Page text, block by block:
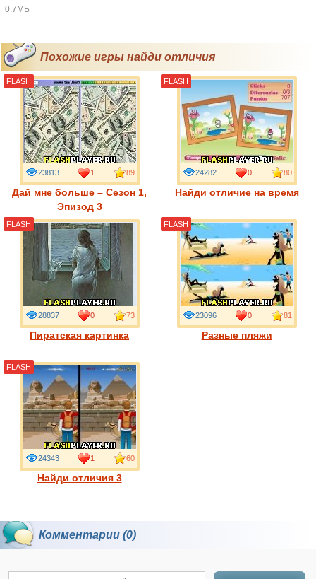
0.7МБ
Похожие игры найди отличия
Дай мне больше – Сезон 1,
Эпизод 3
23813 1 89
FLASH
Найди отличие на время
24282 0 80
FLASH
Пиратская картинка
28837 0 73
FLASH
Разные пляжи
23096 0 81
FLASH
Найди отличия 3
24343 1 60
FLASH
Комментарии (0)